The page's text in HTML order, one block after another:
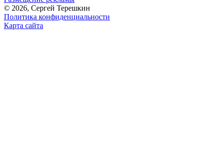
© 2026, Сергей Терешкин
Политика конфиденциальности
Карта сайта